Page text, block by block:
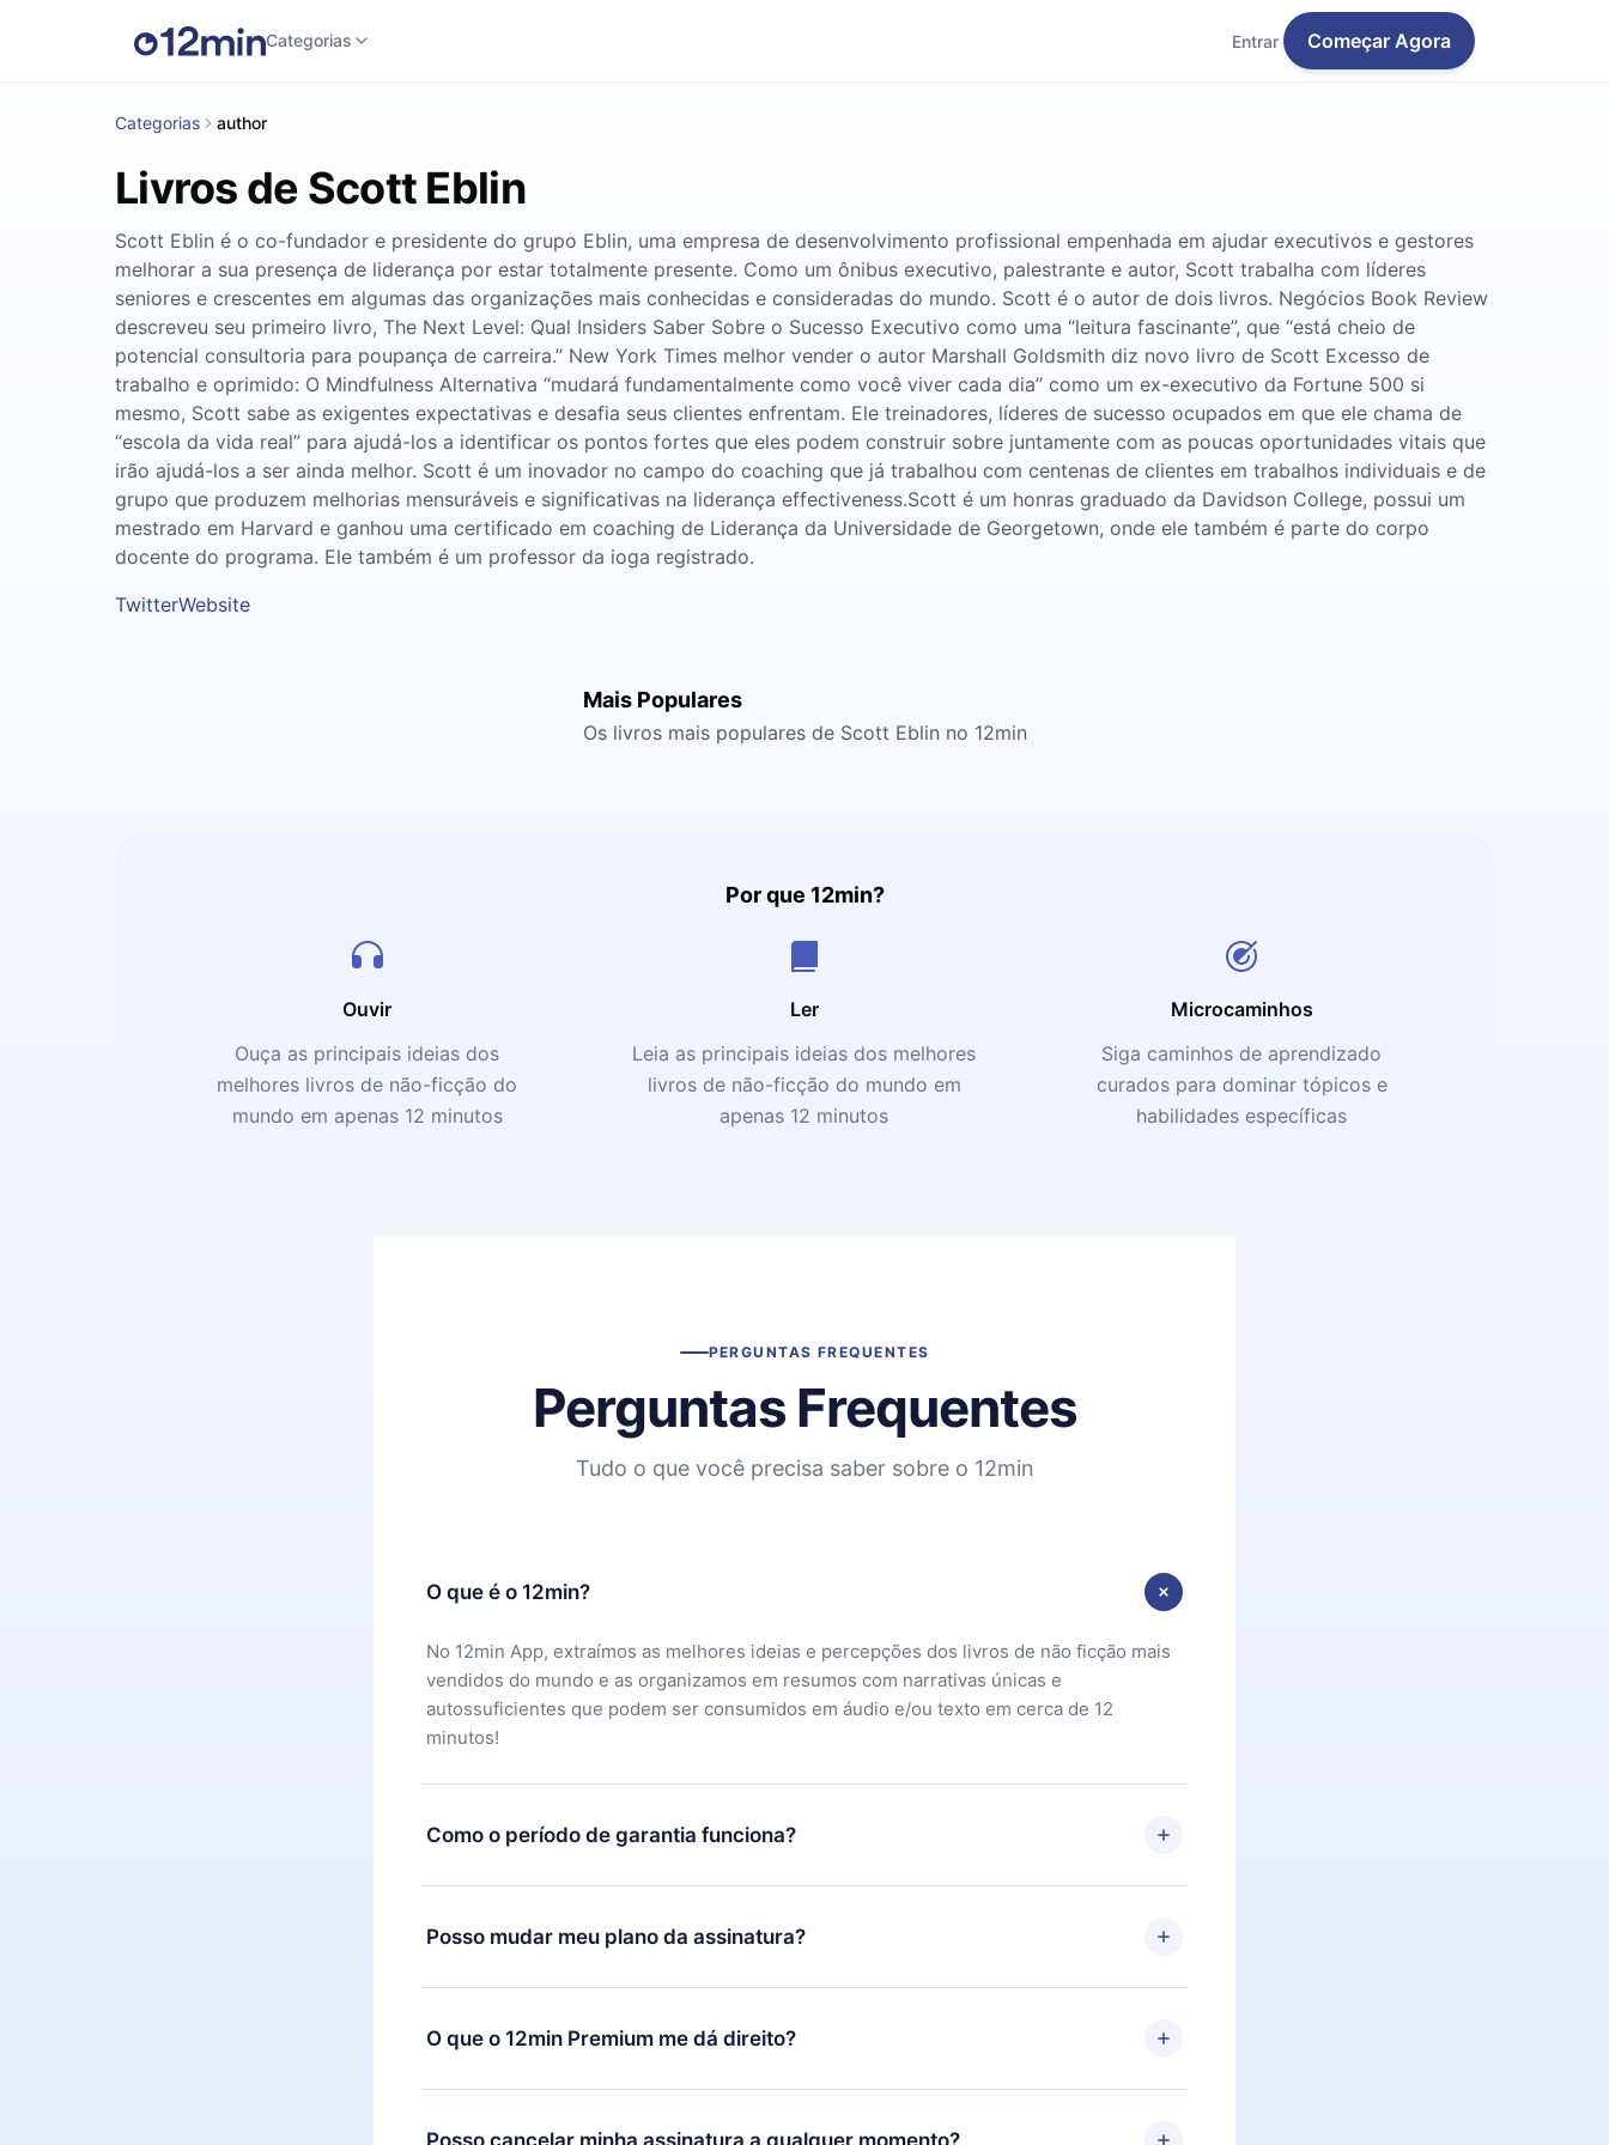
Categorias Entrar Começar Agora
Categorias author
Livros de Scott Eblin
Scott Eblin é o co-fundador e presidente do grupo Eblin, uma empresa de desenvolvimento profissional empenhada em ajudar executivos e gestores
melhorar a sua presença de liderança por estar totalmente presente. Como um ônibus executivo, palestrante e autor, Scott trabalha com líderes
seniores e crescentes em algumas das organizações mais conhecidas e consideradas do mundo. Scott é o autor de dois livros. Negócios Book Review
descreveu seu primeiro livro, The Next Level: Qual Insiders Saber Sobre o Sucesso Executivo como uma “leitura fascinante”, que “está cheio de
potencial consultoria para poupança de carreira.” New York Times melhor vender o autor Marshall Goldsmith diz novo livro de Scott Excesso de
trabalho e oprimido: O Mindfulness Alternativa “mudará fundamentalmente como você viver cada dia” como um ex-executivo da Fortune 500 si
mesmo, Scott sabe as exigentes expectativas e desafia seus clientes enfrentam. Ele treinadores, líderes de sucesso ocupados em que ele chama de
“escola da vida real” para ajudá-los a identificar os pontos fortes que eles podem construir sobre juntamente com as poucas oportunidades vitais que
irão ajudá-los a ser ainda melhor. Scott é um inovador no campo do coaching que já trabalhou com centenas de clientes em trabalhos individuais e de
grupo que produzem melhorias mensuráveis ​​e significativas na liderança effectiveness.Scott é um honras graduado da Davidson College, possui um
mestrado em Harvard e ganhou uma certificado em coaching de Liderança da Universidade de Georgetown, onde ele também é parte do corpo
docente do programa. Ele também é um professor da ioga registrado.
TwitterWebsite
Mais Populares
Os livros mais populares de Scott Eblin no 12min
Por que 12min?
Ouvir
Ouça as principais ideias dos
melhores livros de não-ficção do
mundo em apenas 12 minutos
Ler
Leia as principais ideias dos melhores
livros de não-ficção do mundo em
apenas 12 minutos
Microcaminhos
Siga caminhos de aprendizado
curados para dominar tópicos e
habilidades específicas
PERGUNTAS FREQUENTES
Perguntas Frequentes
Tudo o que você precisa saber sobre o 12min
O que é o 12min?
No 12min App, extraímos as melhores ideias e percepções dos livros de não ficção mais
vendidos do mundo e as organizamos em resumos com narrativas únicas e
autossuficientes que podem ser consumidos em áudio e/ou texto em cerca de 12
minutos!
Como o período de garantia funciona?
Você pode baixar nosso aplicativo e começar a aproveitar nossa biblioteca. Se por algum
motivo não ficar satisfeito com nossa plataforma, basta entrar em contato com nossa
equipe de suporte (contato@12min.com) em até 7 dias após a compra e solicitar o
Posso mudar meu plano da assinatura?
Sim, mas a mudança só se aplicará a partir do próximo período de cobrança. Por
exemplo, se você decidiu mudar sua assinatura mensal para anual, após confirmar a
mudança para o plano anual, o novo plano só será aplicado e cobrado após o aniversário
O que o 12min Premium me dá direito?
O 12min Premium é um plano que te garante acesso a toda nossa biblioteca de 2500+
títulos disponíveis em 3 línguas (Inglês, espanhol e português) que você pode ler ou
Posso cancelar minha assinatura a qualquer momento?